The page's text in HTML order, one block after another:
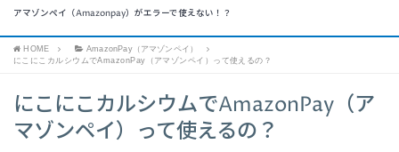
アマゾンペイ（Amazonpay）がエラーで使えない！？
HOME
AmazonPay（アマゾンペイ）
にこにこカルシウムでAmazonPay（アマゾンペイ）って使えるの？
にこにこカルシウムでAmazonPay（ア
マゾンペイ）って使えるの？